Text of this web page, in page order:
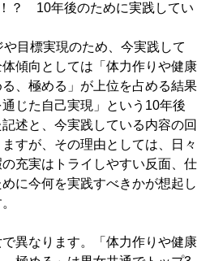
？ 10年後のために実践してい
目標実現のため、今実践して
傾向としては「体力作りや健康
、極める」が上位を占める結果
じた自己実現」という10年後
述と、今実践している内容の回
すが、その理由としては、日々
充実はトライしやすい反面、仕
に今何を実践すべきかが想起し
異なります。「体力作りや健康